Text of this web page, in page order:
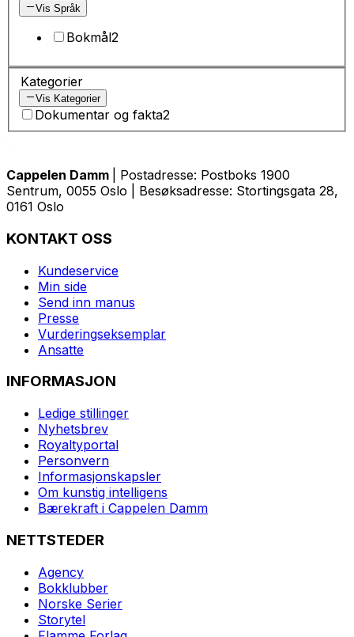
Vis Språk
Bokmål2
Kategorier
Vis Kategorier
Dokumentar og fakta2
Cappelen Damm
| Postadresse: Postboks 1900
Sentrum, 0055 Oslo | Besøksadresse: Stortingsgata 28,
0161 Oslo
KONTAKT OSS
Kundeservice
Min side
Send inn manus
Presse
Vurderingseksemplar
Ansatte
INFORMASJON
Ledige stillinger
Nyhetsbrev
Royaltyportal
Personvern
Informasjonskapsler
Om kunstig intelligens
Bærekraft i Cappelen Damm
NETTSTEDER
Agency
Bokklubber
Norske Serier
Storytel